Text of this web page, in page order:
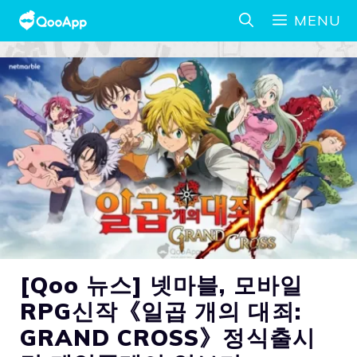
MENU
[Qoo 뉴스] 넷마블, 모바일
RPG신작《일곱 개의 대죄:
GRAND CROSS》정식출시